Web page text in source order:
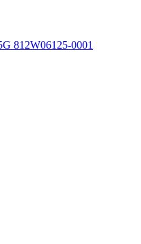
812W06125-0001